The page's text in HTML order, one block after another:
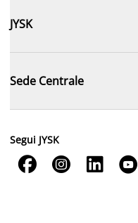
JYSK
Sede Centrale
Segui JYSK
   